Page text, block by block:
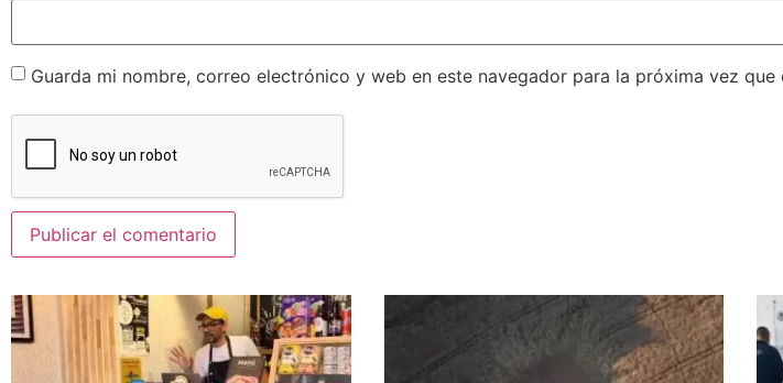
Guarda mi nombre, correo electrónico y web en este navegador para la próxima vez que